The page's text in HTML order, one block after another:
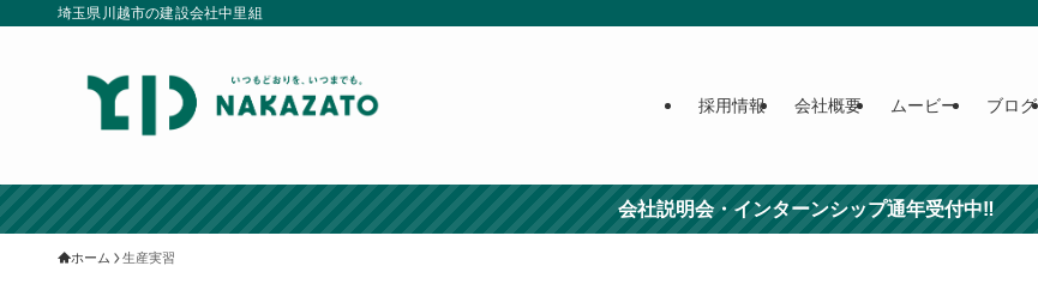
埼玉県川越市の建設会社中里組
採用情報 会社概要 ムービー ブログ
会社説明会・インターンシップ通年受付中‼
ホーム 生産実習